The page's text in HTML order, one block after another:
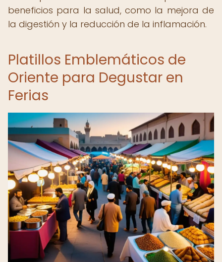
beneficios para la salud, como la mejora de
la digestión y la reducción de la inflamación.
Platillos Emblemáticos de
Oriente para Degustar en
Ferias